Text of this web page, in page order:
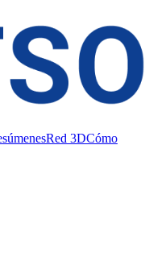
Red 3DCómo